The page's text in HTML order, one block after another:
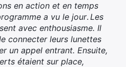
en action et en temps
a vu le jour. Les
avec enthousiasme. Il
connecter leurs lunettes
un appel entrant. Ensuite,
étaient sur place,